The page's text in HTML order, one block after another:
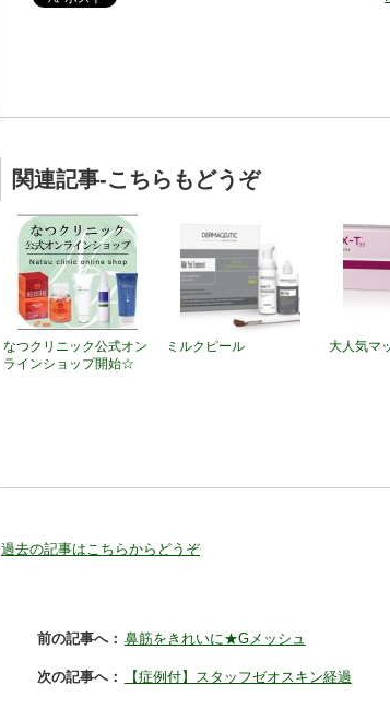
関連記事-こちらもどうぞ
なつクリニック公式オン
ラインショップ開始☆
ミルクピール 大人気マ
過去の記事はこちらからどうぞ
前の記事へ： 鼻筋をきれいに★Gメッシュ
次の記事へ： 【症例付】スタッフゼオスキン経過